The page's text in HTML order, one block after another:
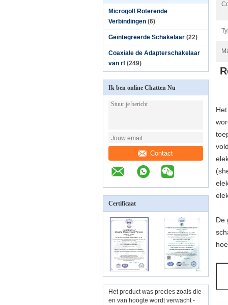
Microgolf Roterende
Verbindingen (6)
Geïntegreerde Schakelaar (22)
Coaxiale de Adapterschakelaar
van rf (249)
Ik ben online Chatten Nu
Contact
Certificaat
Het product was precies zoals die
en van hoogte wordt verwacht -
De